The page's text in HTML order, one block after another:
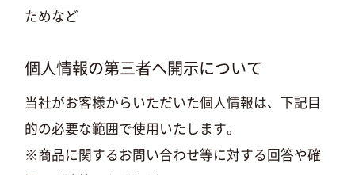
ためなど
個人情報の第三者へ開示について
当社がお客様からいただいた個人情報は、下記目
的の必要な範囲で使用いたします。
※商品に関するお問い合わせ等に対する回答や確